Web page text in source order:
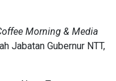
Morning & Media
Jabatan Gubernur NTT,